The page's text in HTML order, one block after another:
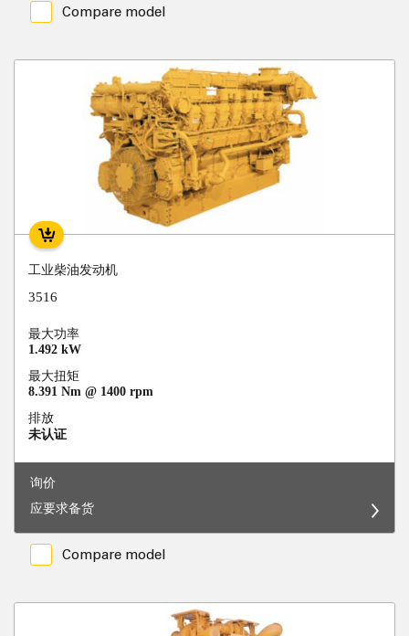
Compare model
工业柴油发动机
3516
最大功率
1.492 kW
最大扭矩
8.391 Nm @ 1400 rpm
排放
未认证
询价
应要求备货
Compare model